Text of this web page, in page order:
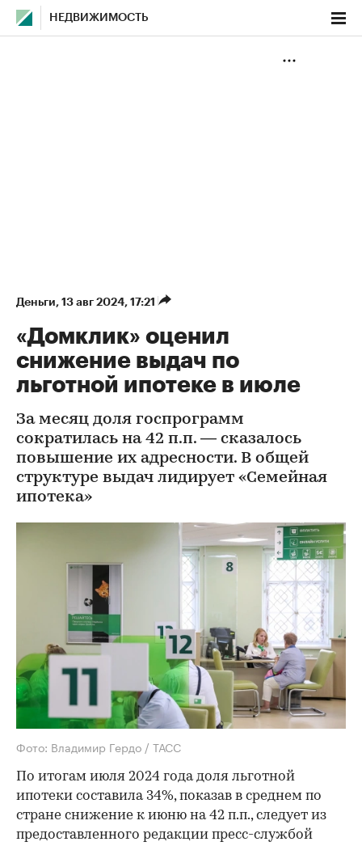
НЕДВИЖИМОСТЬ
Деньги⁠, 13 авг 2024, 17:21
«Домклик» оценил
снижение выдач по
льготной ипотеке в июле
За месяц доля госпрограмм
сократилась на 42 п.п. — сказалось
повышение их адресности. В общей
структуре выдач лидирует «Семейная
ипотека»
Фото: Владимир Гердо / ТАСС
По итогам июля 2024 года доля льготной
ипотеки составила 34%, показав в среднем по
стране снижение к июню на 42 п.п., следует из
предоставленного редакции пресс-службой